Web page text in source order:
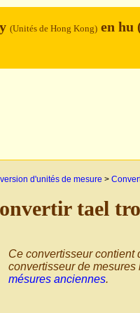
(Unités de Hong Kong) en hu
d'unités de mesure >
tael
Ce convertisseur contient
convertisseur de
mésures anciennes.